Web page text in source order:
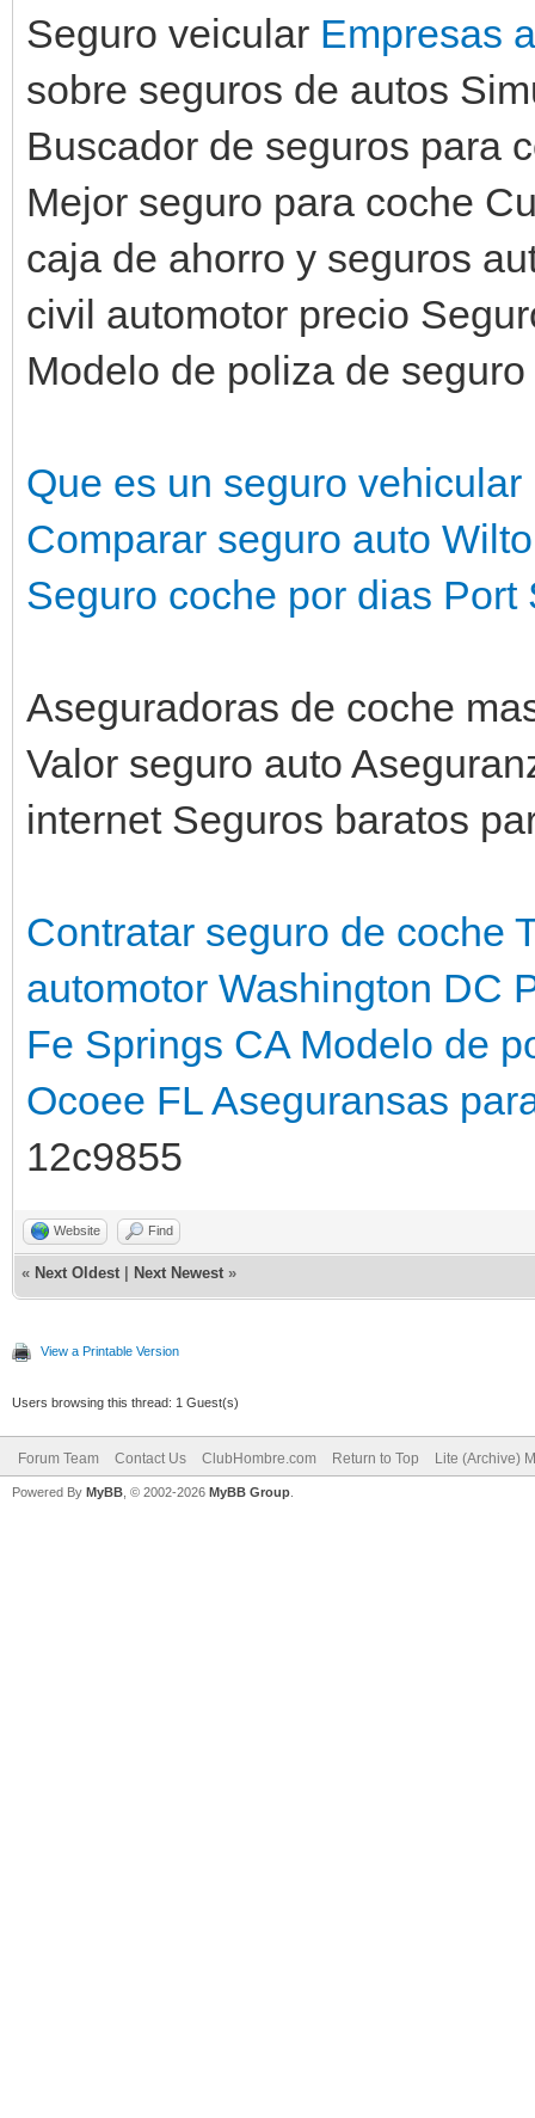
Seguro veicular Empresas
sobre seguros de autos
Buscador de seguros para
Mejor seguro para coche
caja de ahorro y seguros
civil automotor precio
Modelo de poliza de
Que es un seguro
Comparar seguro auto
Seguro coche por dias Port
Aseguradoras de coche
Valor seguro auto
internet Seguros baratos
Contratar seguro de coche
automotor Washington DC
Fe Springs CA Modelo de
Ocoee FLAseguransas
12c9855
Website Find
« Next Oldest Next Newest »
View a Printable Version
Users browsing this thread: 1 Guest(s)
Forum Team Contact Us ClubHombre.com Return to Top Lite (Archive)
Powered By MyBB , © 2002-2026 MyBB Group